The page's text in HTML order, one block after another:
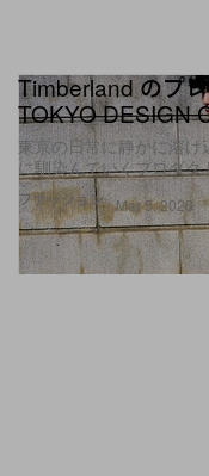
ファッション
Timberland のプ
TOKYO DESIGN
東京の日常に静かに溶
に馴染んでいくプロダク
Mar 5, 2026